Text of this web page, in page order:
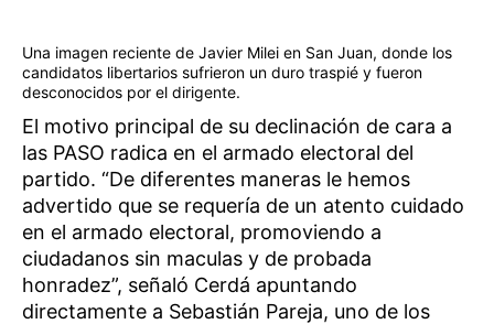
Una imagen reciente de Javier Milei en San Juan, donde los
candidatos libertarios sufrieron un duro traspié y fueron
desconocidos por el dirigente.
El motivo principal de su declinación de cara a
las PASO radica en el armado electoral del
partido. “De diferentes maneras le hemos
advertido que se requería de un atento cuidado
en el armado electoral, promoviendo a
ciudadanos sin maculas y de probada
honradez”, señaló Cerdá apuntando
directamente a Sebastián Pareja, uno de los